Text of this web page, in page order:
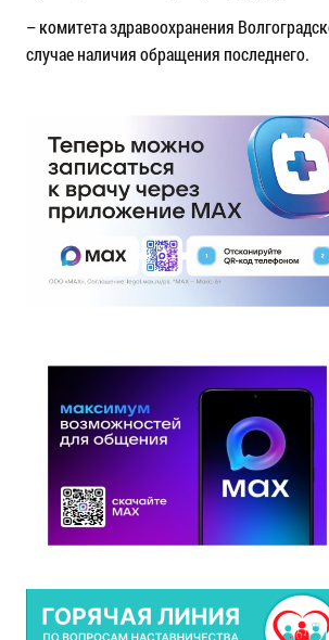
– комитета здравоохранения
случае наличия обращения последнего.